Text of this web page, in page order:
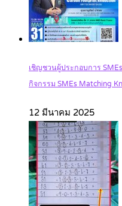
เชิญชวนผู้ประกอบการ
กิจกรรม SMEs Matching
12 มีนาคม 2025